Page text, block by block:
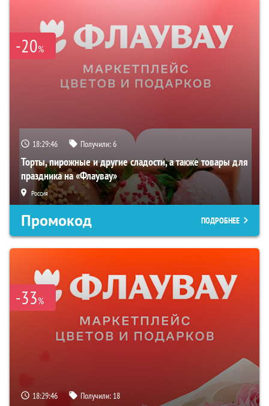
-20%
18:29:45 Получили:6
Торты, пирожные и другие сладости, а также товары для
праздника на «Флаувау»
Россия
Промокод ПОДРОБНЕЕ
-33%
18:29:45 Получили: 18